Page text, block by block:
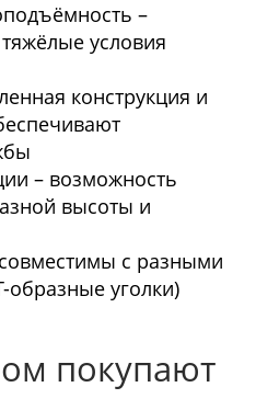
–
условия
конструкция и
– возможность
высоты и
с разными
образные уголки)
покупают